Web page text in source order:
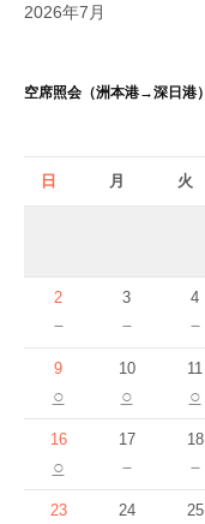
2026年7月
空席照会（洲本港→深日港）
日 月 火
2
－
3
－
4
－
9
○
10
○
11
○
16
○
17
－
18
－
23 24 25